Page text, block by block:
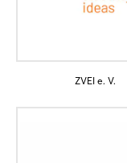
ZVEI e. V.